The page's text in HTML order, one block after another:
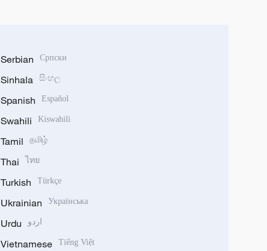
Serbian Српски
Sinhala සිංහල
Spanish Español
Swahili Kiswahili
Tamil தமிழ்
Thai ไทย
Turkish Türkçe
Ukrainian Українська
Urdu اردو
Vietnamese Tiếng Việt